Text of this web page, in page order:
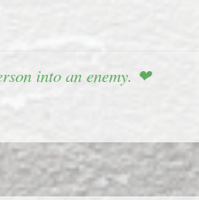
into an enemy. ❤